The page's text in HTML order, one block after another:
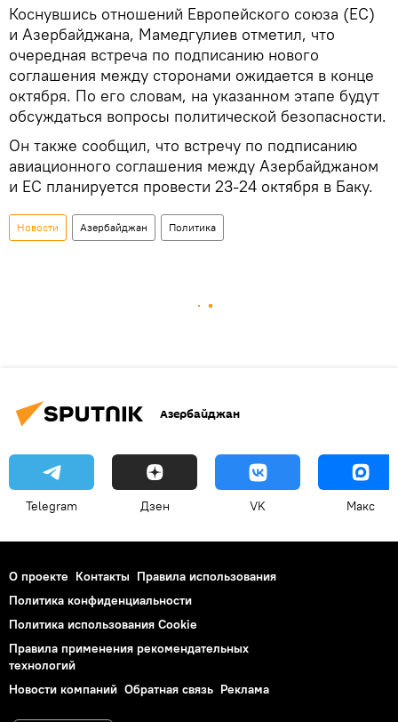
Коснувшись отношений Европейского союза (ЕС)
и Азербайджана, Мамедгулиев отметил, что
очередная встреча по подписанию нового
соглашения между сторонами ожидается в конце
октября. По его словам, на указанном этапе будут
обсуждаться вопросы политической безопасности.
Он также сообщил, что встречу по подписанию
авиационного соглашения между Азербайджаном
и ЕС планируется провести 23-24 октября в Баку.
Новости Азербайджан Политика
Азербайджан
Telegram Дзен VK Макс
О проекте Контакты Правила использования
Политика конфиденциальности
Политика использования Cookie
Правила применения рекомендательных
технологий
Новости компаний Обратная связь Реклама